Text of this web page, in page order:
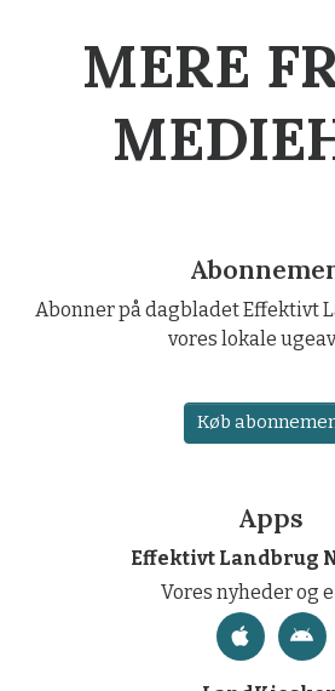
MERE
Abonner på dagbladet Effektivt
vores lokale
Køb
Apps
Effektivt Landbrug
Vores nyheder og